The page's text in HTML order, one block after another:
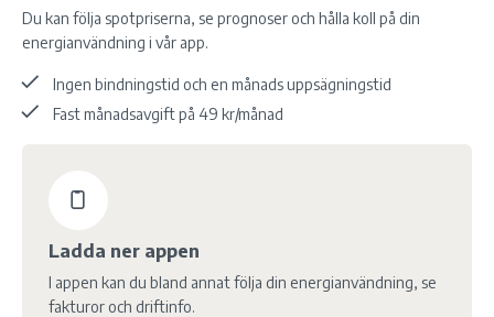
Du kan följa spotpriserna, se prognoser och hålla koll på din
energianvändning i vår app.
Ingen bindningstid och en månads uppsägningstid
Fast månadsavgift på 49 kr/månad
Ladda ner appen
I appen kan du bland annat följa din energianvändning, se
fakturor och driftinfo.